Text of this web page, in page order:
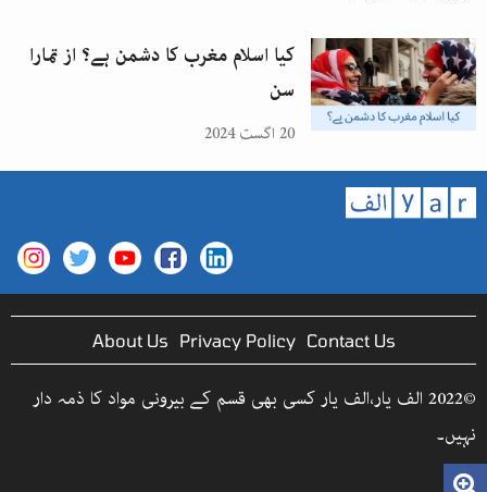
کیا اسلام مغرب کا دشمن ہے؟ از تمارا
سن
20 اگست 2024
About Us Privacy Policy Contact Us
©2022 الف یار،الف یار کسی بھی قسم کے بیرونی مواد کا ذمہ دار
نہیں۔